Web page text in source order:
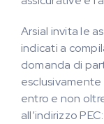
Arsial invita le
indicati a
domanda di
esclusivamente
entro e non
all’indirizzo